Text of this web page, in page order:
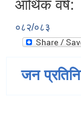
आर्थिक वर्ष:
०८२/०८३
जन